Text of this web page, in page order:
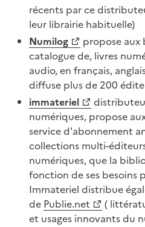
récents par ce
leur librairie habituelle)
Numilog
propose
catalogue de, livres
audio, en français,
diffuse plus de 200
immateriel
numériques, propose
service d'abonnement
collections multi-
numériques, que la
fonction de ses besoins
Immateriel distribue
de Publie.net
(
et usages innovants du